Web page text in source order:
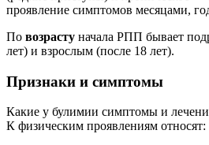
проявление симптомов месяцами,
По возрасту начала РПП бывает
лет) и взрослым (после 18 лет).
Признаки и симптомы
Какие у булимии симптомы и
К физическим проявлениям относят: